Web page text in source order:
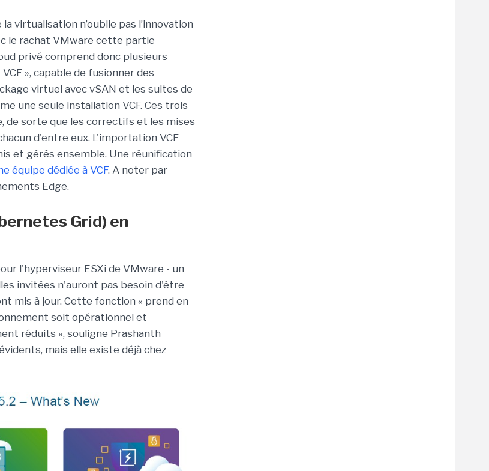
virtualisation n’oublie pas l’innovation
le rachat VMware cette partie
privé comprend donc plusieurs
», capable de fusionner des
virtuel avec vSAN et les suites de
une seule installation VCF. Ces trois
de sorte que les correctifs et les mises
d'entre eux. L'importation VCF
et gérés ensemble. Une réunification
équipe dédiée à VCF. A noter par
Edge.
Grid) en
l'hyperviseur ESXi de VMware - un
invitées n'auront pas besoin d'être
mis à jour. Cette fonction « prend en
soit opérationnel et
réduits », souligne Prashanth
mais elle existe déjà chez